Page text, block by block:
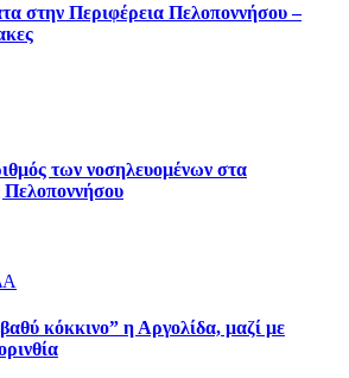
στην Περιφέρεια Πελοποννήσου –
των νοσηλευομένων στα
Πελοποννήσου
κόκκινο” η Αργολίδα, μαζί με